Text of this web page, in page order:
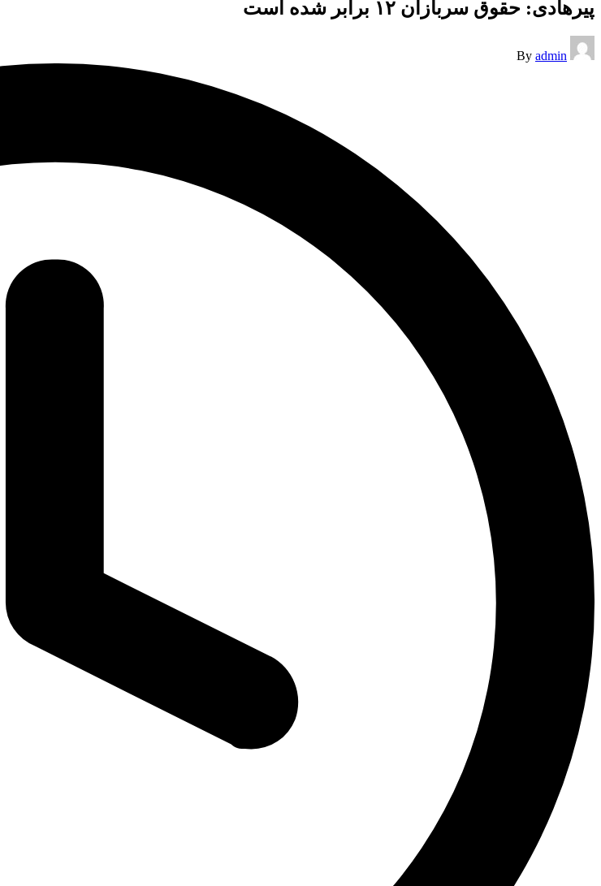
پیرهادی: حقوق سربازان ۱۲ برابر شده است
Posted
by
By admin